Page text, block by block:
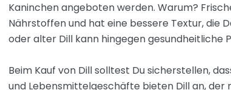
Kaninchen angeboten werden. Warum?
Nährstoffen und hat eine bessere Textur, die
oder alter Dill kann hingegen gesundheitliche
Beim Kauf von Dill solltest Du sicherstellen,
und Lebensmittelgeschäfte bieten Dill an, der